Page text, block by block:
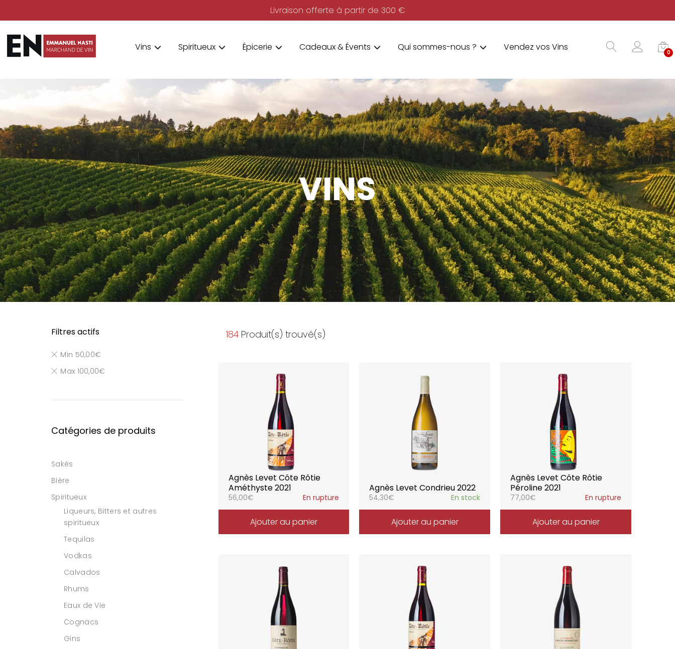
Livraison offerte à partir de 300 €
Vins Spiritueux Épicerie Cadeaux & Évents Qui sommes-nous ? Vendez vos Vins 0
VINS
184 Produit(s) trouvé(s)
Agnès Levet Côte Rôtie
Améthyste 2021
56,00€ En rupture
Ajouter au panier
Agnès Levet Condrieu 2022
54,30€ En stock
Ajouter au panier
Agnès Levet Côte Rôtie
Péroline 2021
77,00€ En rupture
Ajouter au panier
Filtres actifs
Min 50,00€
Max 100,00€
Catégories de produits
Sakés
Bière
Spiritueux
Liqueurs, Bitters et autres
spiritueux
Tequilas
Vodkas
Calvados
Rhums
Eaux de Vie
Cognacs
Gins